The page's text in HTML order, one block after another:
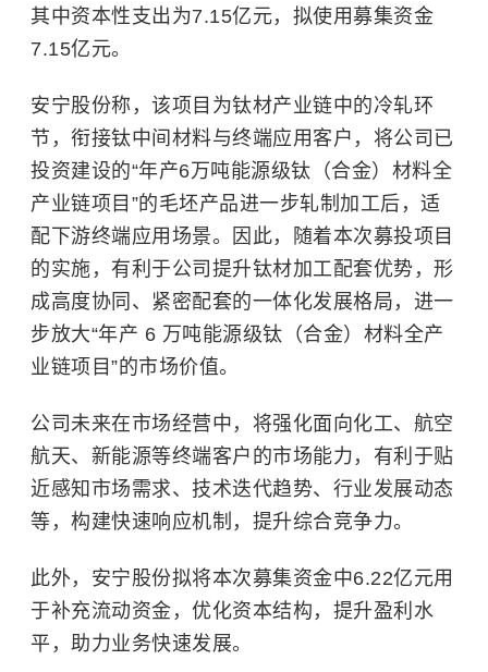
其中资本性支出为7.15亿元，拟使用募集资金
7.15亿元。
安宁股份称，该项目为钛材产业链中的冷轧环
节，衔接钛中间材料与终端应用客户，将公司已
投资建设的“年产6万吨能源级钛（合金）材料全
产业链项目”的毛坯产品进一步轧制加工后，适
配下游终端应用场景。因此，随着本次募投项目
的实施，有利于公司提升钛材加工配套优势，形
成高度协同、紧密配套的一体化发展格局，进一
步放大“年产 6 万吨能源级钛（合金）材料全产
业链项目”的市场价值。
公司未来在市场经营中，将强化面向化工、航空
航天、新能源等终端客户的市场能力，有利于贴
近感知市场需求、技术迭代趋势、行业发展动态
等，构建快速响应机制，提升综合竞争力。
此外，安宁股份拟将本次募集资金中6.22亿元用
于补充流动资金，优化资本结构，提升盈利水
平，助力业务快速发展。